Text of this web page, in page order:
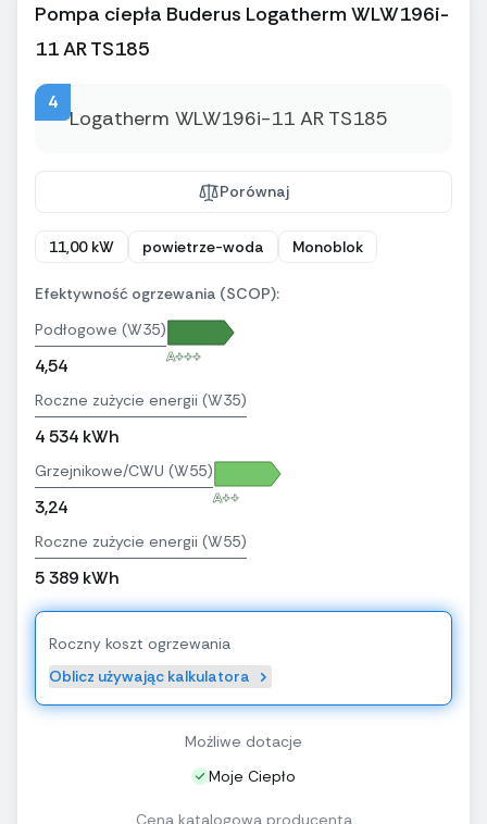
Pompa ciepła Buderus Logatherm WLW196i-
11 AR TS185
4
Porównaj
11,00 kW powietrze-woda Monoblok
Efektywność ogrzewania (SCOP):
Podłogowe (W35)
4,54 A+++
Roczne zużycie energii (W35)
4 534 kWh
Grzejnikowe/CWU (W55)
3,24 A++
Roczne zużycie energii (W55)
5 389 kWh
Roczny koszt ogrzewania
Oblicz używając kalkulatora
Możliwe dotacje
Moje Ciepło